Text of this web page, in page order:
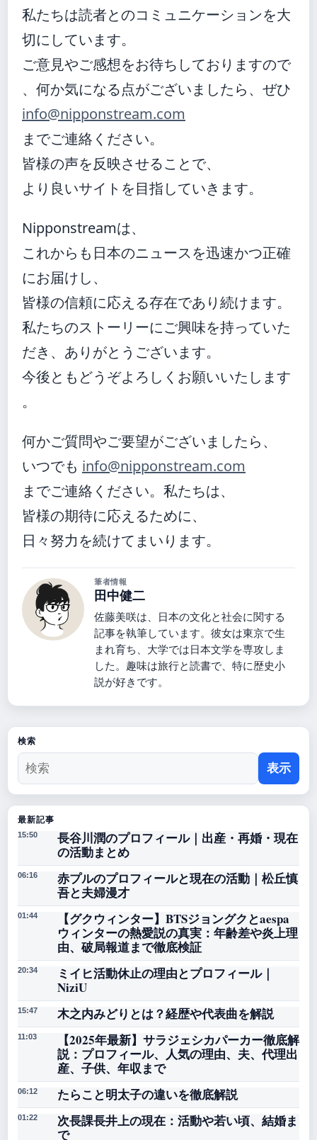
私たちは読者とのコミュニケーションを大
切にしています。
ご意見やご感想をお待ちしておりますので
、何か気になる点がございましたら、ぜひ
info@nipponstream.com
までご連絡ください。
皆様の声を反映させることで、
より良いサイトを目指していきます。
Nipponstreamは、
これからも日本のニュースを迅速かつ正確
にお届けし、
皆様の信頼に応える存在であり続けます。
私たちのストーリーにご興味を持っていた
だき、ありがとうございます。
今後ともどうぞよろしくお願いいたします
。
何かご質問やご要望がございましたら、
いつでも info@nipponstream.com
までご連絡ください。私たちは、
皆様の期待に応えるために、
日々努力を続けてまいります。
筆者情報
田中健二
佐藤美咲は、日本の文化と社会に関する
記事を執筆しています。彼女は東京で生
まれ育ち、大学では日本文学を専攻しま
した。趣味は旅行と読書で、特に歴史小
説が好きです。
検索
表示
最新記事
15:50
長谷川潤のプロフィール｜出産・再婚・現在
の活動まとめ
06:16
赤プルのプロフィールと現在の活動｜松丘慎
吾と夫婦漫才
01:44
【グクウィンター】BTSジョングクとaespa
ウィンターの熱愛説の真実：年齢差や炎上理
由、破局報道まで徹底検証
20:34
ミイヒ活動休止の理由とプロフィール｜
NiziU
15:47 木之内みどりとは？経歴や代表曲を解説
11:03
【2025年最新】サラジェシカパーカー徹底解
説：プロフィール、人気の理由、夫、代理出
産、子供、年収まで
06:12 たらこと明太子の違いを徹底解説
01:22
次長課長井上の現在：活動や若い頃、結婚ま
で